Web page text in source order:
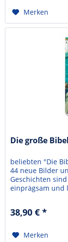
Merken
Die große
beliebten "Die
44 neue Bilder
Geschichten
einprägsam und
warmherzig und
38,90 € *
Merken